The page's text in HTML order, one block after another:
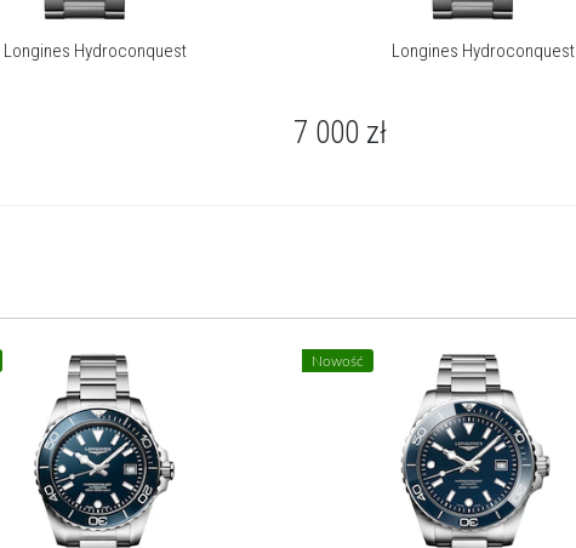
szwajcarskim Saint-Imier od 1832 roku, legitymuje się ekspercką
wiedzą przesiąkniętą tradycją, elegancją i wydajnością.
Poprzez wielopokoleniowe doświadczenia w roli oficjalnego
partner międzynarodowych federacji sportowych, Longines
nawiązał silne i długotrwałe relacje ze światem sportu.
Longines Hydroconquest Longines Hydroconquest
7 000 zł
Nowość